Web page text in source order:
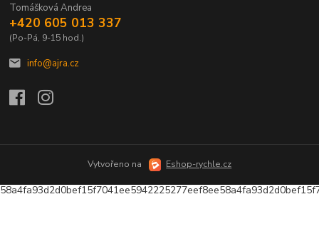
Tomášková Andrea
+420 605 013 337
(Po-Pá, 9-15 hod.)
info@ajra.cz
Vytvořeno na Eshop-rychle.cz